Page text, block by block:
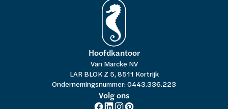
Hoofdkantoor
Van Marcke NV
LAR BLOK Z 5, 8511 Kortrijk
Ondernemingsnummer: 0443.336.223
Volg ons